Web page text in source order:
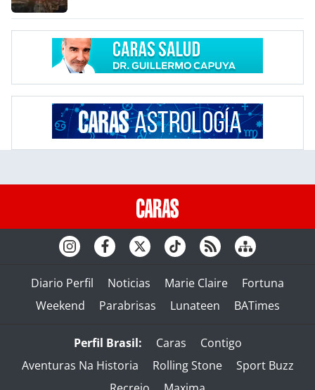
Diario Perfil Noticias Marie Claire
Fortuna
Weekend
Parabrisas Lunateen BATimes
Perfil Brasil: Caras
Contigo
Aventuras Na Historia
Rolling Stone
Sport Buzz